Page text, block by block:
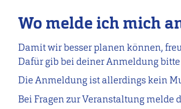
Wo melde ich mich
Damit wir besser planen können,
Dafür gib bei deiner Anmeldung
Die Anmeldung ist allerdings kein
Bei Fragen zur Veranstaltung melde